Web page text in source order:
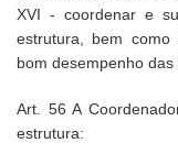
XVI - coordenar e
estrutura, bem como
bom desempenho das
Art. 56 A
estrutura: